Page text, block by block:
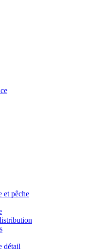
et pêche
détail